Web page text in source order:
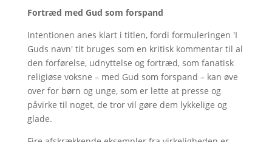
Fortræd med Gud som forspand
Intentionen anes klart i titlen, fordi formuleringen 'I
Guds navn' tit bruges som en kritisk kommentar til al
den forførelse, udnyttelse og fortræd, som fanatisk
religiøse voksne – med Gud som forspand – kan øve
over for børn og unge, som er lette at presse og
påvirke til noget, de tror vil gøre dem lykkelige og
glade.